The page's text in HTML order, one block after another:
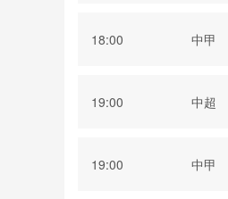
18:00 中甲
19:00 中超
19:00 中甲